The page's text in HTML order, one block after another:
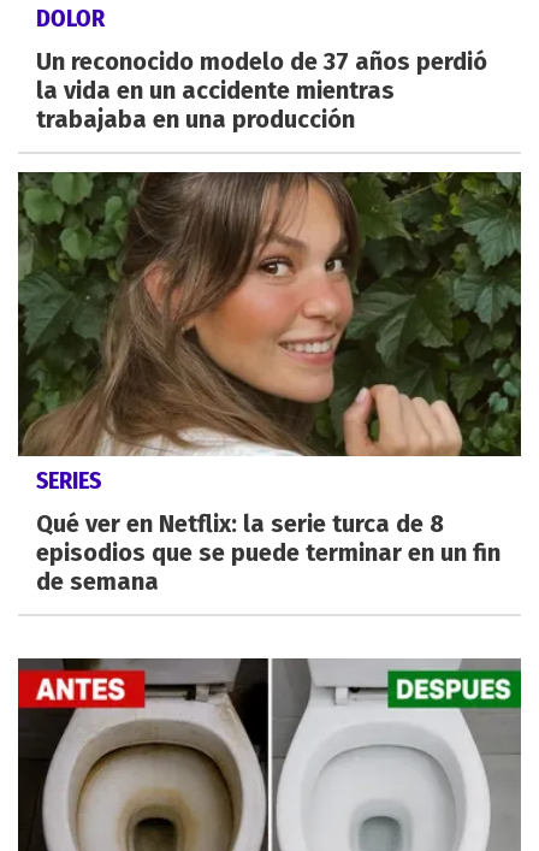
DOLOR
Un reconocido modelo de 37 años perdió
la vida en un accidente mientras
trabajaba en una producción
SERIES
Qué ver en Netflix: la serie turca de 8
episodios que se puede terminar en un fin
de semana